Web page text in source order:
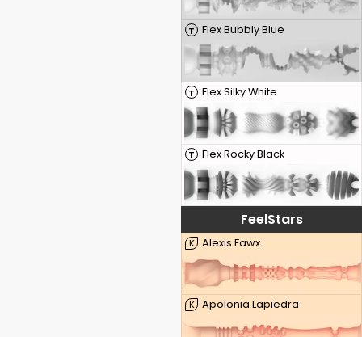
T Flex Bubbly Blue
T Flex Silky White
T Flex Rocky Black
FeelStars
K Alexis Fawx
K Apolonia Lapiedra